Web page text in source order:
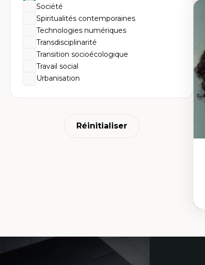
Société
Spiritualités contemporaines
Technologies numériques
Transdisciplinarité
Transition socioécologique
Travail social
Urbanisation
Réinitialiser
Coordonnées